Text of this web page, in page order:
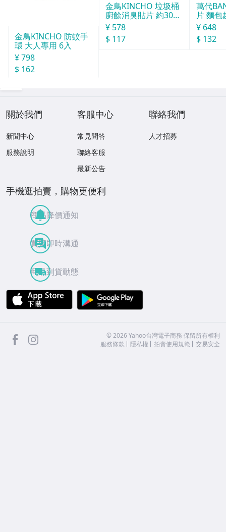
金鳥KINCHO 防蚊手
環 大人專用 6入
¥ 798
$ 162
金鳥KINCHO 垃圾桶
廚餘消臭貼片 約30天
分
¥ 578
$ 117
萬代
片 麵包
¥ 648
$ 132
關於我們
新聞中心
服務說明
客服中心
常見問答
聯絡客服
最新公告
聯絡我們
人才招募
手機逛拍賣，購物更便利
商品降價通知
買賣即時溝通
商品到貨動態
APP Store
facebook ©2026 Yahoo台灣電子商務 保留所有權利
服務條款
隱私權 拍賣使用規範 交易安全